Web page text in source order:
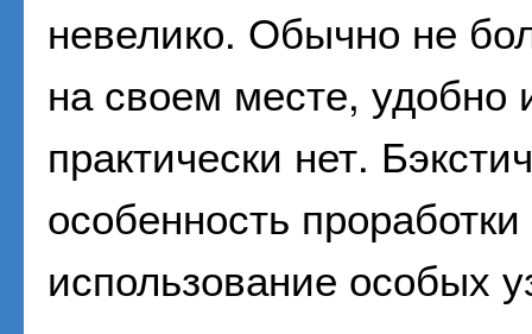
невелико. Обычно не
на своем месте, удобно
практически нет.
особенность
использование особых